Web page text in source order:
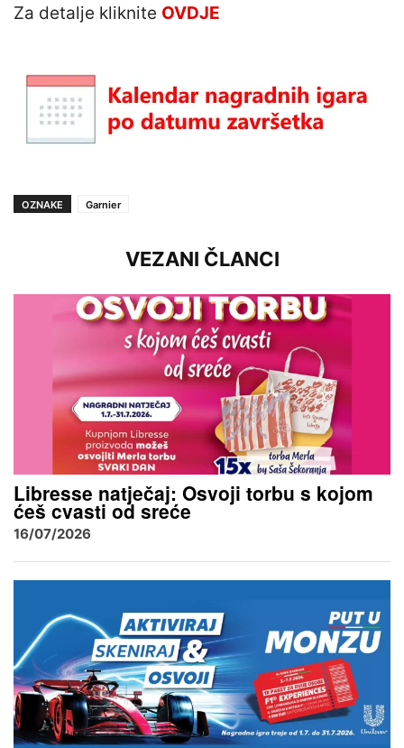
Za detalje kliknite OVDJE
OZNAKE Garnier
VEZANI ČLANCI
Libresse natječaj: Osvoji torbu s kojom
ćeš cvasti od sreće
16/07/2026